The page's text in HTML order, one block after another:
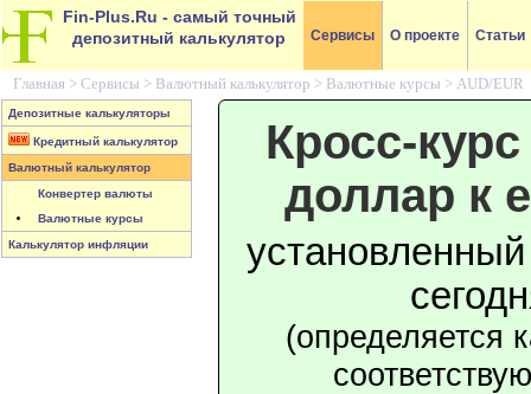
Fin-Plus.Ru - самый точный
депозитный калькулятор
Сервисы О проекте Статьи
Главная > Сервисы > Валютный калькулятор > Валютные курсы > AUD/EUR
Депозитные калькуляторы
Кредитный калькулятор
Валютный калькулятор
Конвертер валюты
Валютные курсы
Калькулятор инфляции
Кросс-
доллар к
(определяется